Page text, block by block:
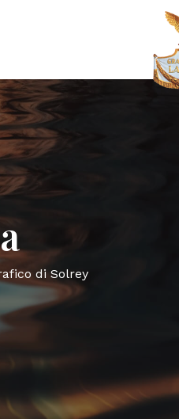
di Solrey